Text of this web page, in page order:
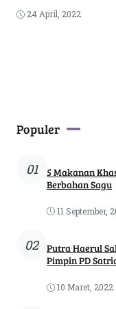
24 April, 2022
Populer
01
5 Makanan
Berbahan Sagu
11 September,
02
Putra Haerul
Pimpin PD
10 Maret, 2022